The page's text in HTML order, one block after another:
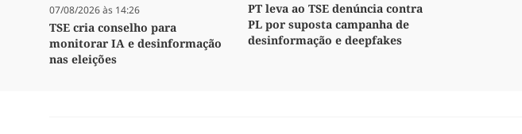
07/08/2026 às 14:26
TSE cria conselho para
monitorar IA e desinformação
nas eleições
PT leva ao TSE denúncia contra
PL por suposta campanha de
desinformação e deepfakes